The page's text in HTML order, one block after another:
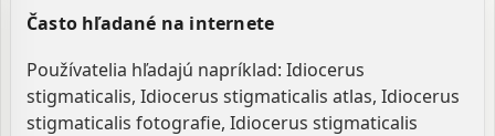
Často hľadané na internete
Používatelia hľadajú napríklad: Idiocerus
stigmaticalis, Idiocerus stigmaticalis atlas, Idiocerus
stigmaticalis fotografie, Idiocerus stigmaticalis